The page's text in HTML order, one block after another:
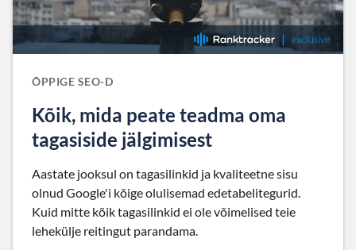
ÕPPIGE SEO-D
Kõik, mida peate teadma oma
tagasiside jälgimisest
Aastate jooksul on tagasilinkid ja kvaliteetne sisu
olnud Google'i kõige olulisemad edetabelitegurid.
Kuid mitte kõik tagasilinkid ei ole võimelised teie
lehekülje reitingut parandama.